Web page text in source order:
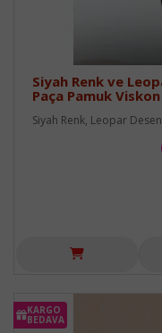
Siyah Renk ve
Paça Pamuk Viskon
Siyah Renk, Leopar
KARGO
BEDAVA